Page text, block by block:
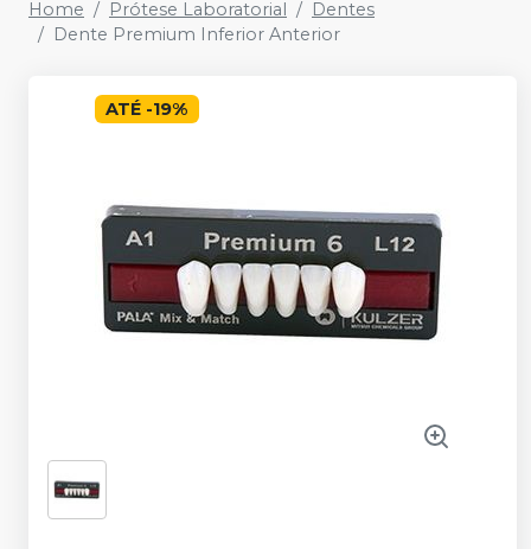
Home Prótese Laboratorial
Dentes
Dente Premium Inferior Anterior
ATÉ -19%